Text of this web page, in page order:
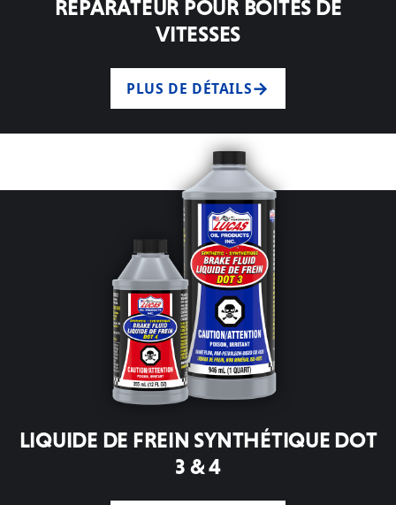
RÉPARATEUR POUR BOÎTES DE
VITESSES
PLUS DE DÉTAILS
LIQUIDE DE FREIN SYNTHÉTIQUE DOT
3 & 4